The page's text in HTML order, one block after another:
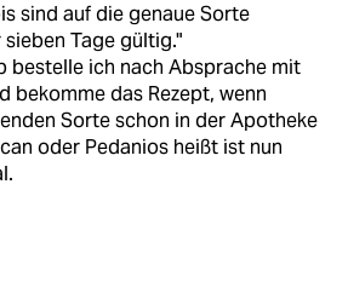
sind auf die genaue Sorte
Tage gültig."
bestelle ich nach Absprache mit
bekomme das Rezept, wenn
Sorte schon in der Apotheke
oder Pedanios heißt ist nun